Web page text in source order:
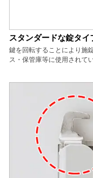
スタンダードな錠タイ
鍵を回転することにより施
ス・保管庫等に使用されて